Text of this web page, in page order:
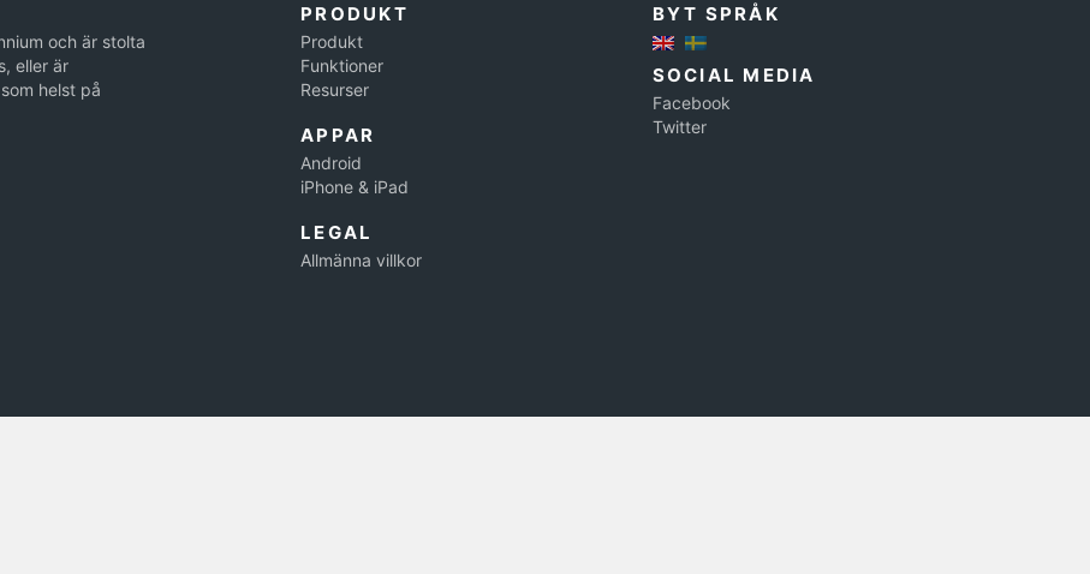
och är stolta
eller är
helst på
PRODUKT
Produkt
Funktioner
Resurser
APPAR
Android
iPhone & iPad
LEGAL
Allmänna villkor
BYT SPRÅK
SOCIAL MEDIA
Facebook
Twitter